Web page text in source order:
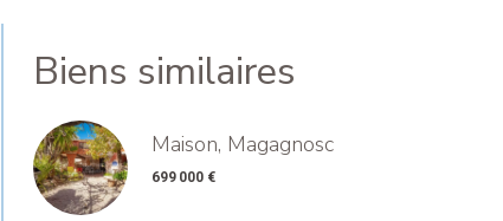
Biens similaires
Maison, Magagnosc
699 000 €